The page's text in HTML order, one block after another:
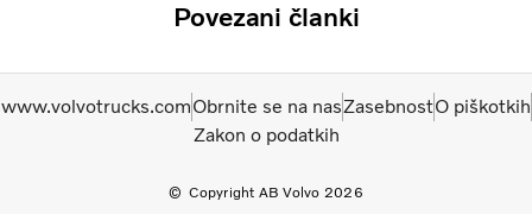
Povezani članki
Copyright AB Volvo 2026
www.volvotrucks.comObrnite se na nasZasebnostO piškotkih
Zakon o podatkih